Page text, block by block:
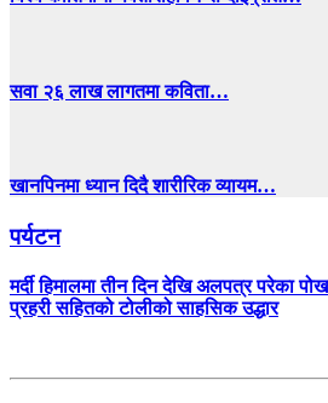
सवा २६ लाख लागतमा कविता…
खानपिनमा ध्यान दिदै शारीरिक व्यायम…
पर्यटन
मर्दी हिमालमा तीन दिन देखि अलपत्र परेका
प्रहरी सहितको टोलीको साहसिक उद्धार